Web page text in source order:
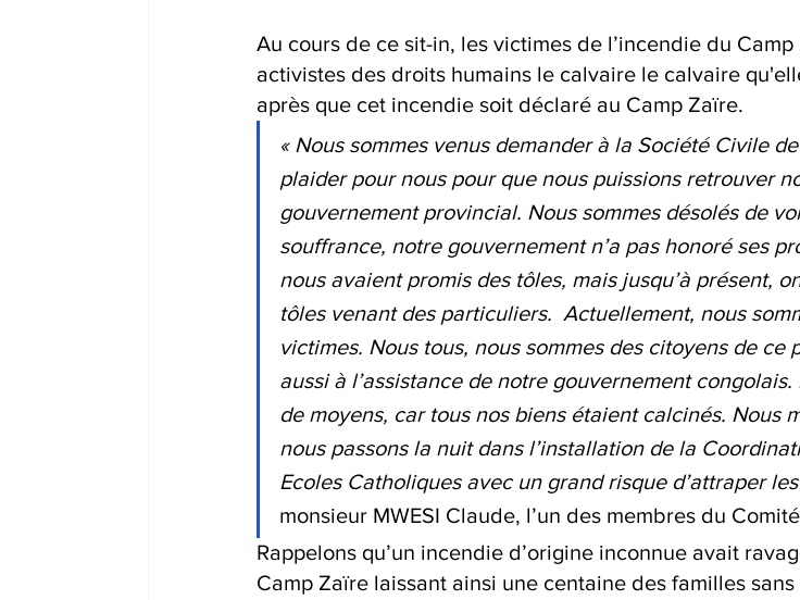
Au cours de ce sit-in, les victimes de l’incendie du
activistes des droits humains le calvaire le calvaire
après que cet incendie soit déclaré au Camp Zaïre.
« Nous sommes venus demander à la Société Civile
plaider pour nous pour que nous puissions retrouver
gouvernement provincial. Nous sommes désolés de
souffrance, notre gouvernement n’a pas honoré ses
nous avaient promis des tôles, mais jusqu’à présent,
tôles venant des particuliers.  Actuellement, nous
victimes. Nous tous, nous sommes des citoyens de ce
aussi à l’assistance de notre gouvernement
de moyens, car tous nos biens étaient calcinés. Nous
nous passons la nuit dans l’installation de la
Ecoles Catholiques avec un grand risque d’attraper les
monsieur MWESI Claude, l’un des membres du
Rappelons qu’un incendie d’origine inconnue avait
Camp Zaïre laissant ainsi une centaine des familles